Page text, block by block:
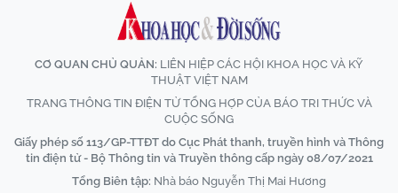
CƠ QUAN CHỦ QUẢN: LIÊN HIỆP CÁC HỘI KHOA HỌC VÀ KỸ
THUẬT VIỆT NAM
TRANG THÔNG TIN ĐIỆN TỬ TỔNG HỢP CỦA BÁO TRI THỨC VÀ
CUỘC SỐNG
Giấy phép số 113/GP-TTĐT do Cục Phát thanh, truyền hình và Thông
tin điện tử - Bộ Thông tin và Truyền thông cấp ngày 08/07/2021
Tổng Biên tập: Nhà báo Nguyễn Thị Mai Hương